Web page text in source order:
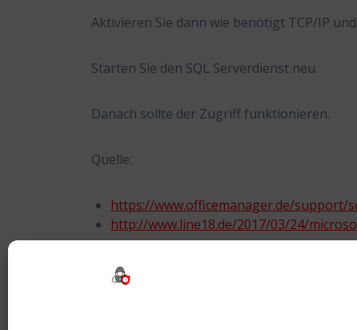
Aktivieren Sie dann wie benötigt TCP/IP
Starten Sie den SQL Serverdienst neu.
Danach sollte der Zugriff funktionieren.
Quelle:
https://www.officemanager.de/support/
http://www.line18.de/2017/03/24/